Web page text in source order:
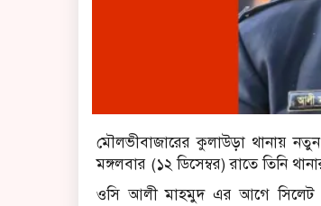
মৌলভীবাজারের কুলাউড়া থানায় নতুন
মঙ্গলবার (১২ ডিসেম্বর) রাতে তিনি
ওসি আলী মাহমুদ এর আগে সিলেট